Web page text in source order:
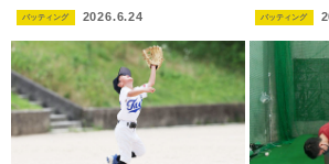
バッティング 2026.6.24 バッティング